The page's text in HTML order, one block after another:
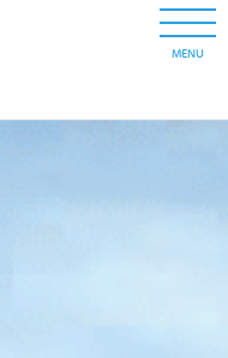
MENU